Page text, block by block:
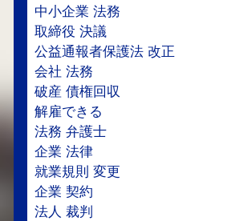
中小企業 法務
取締役 決議
公益通報者保護法 改正
会社 法務
破産 債権回収
解雇できる
法務 弁護士
企業 法律
就業規則 変更
企業 契約
法人 裁判